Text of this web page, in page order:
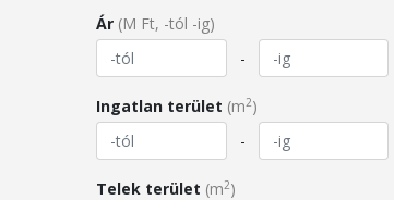
Ár (M Ft, -tól -ig)
-
Ingatlan terület (m2)
-
Telek terület (m2)